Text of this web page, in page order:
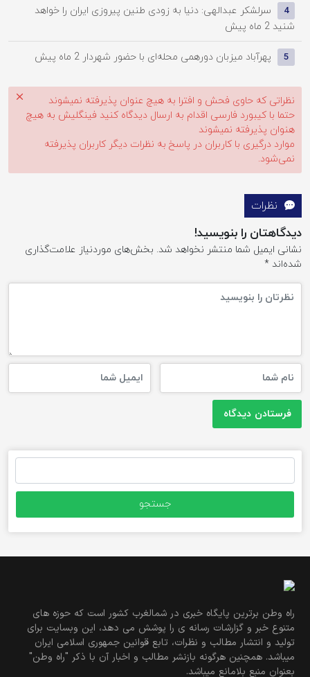
4
سرلشکر عبدالهی: دنیا به زودی طنین پیروزی ایران را خواهد
شنید 2 ماه پیش
5 پهرآباد میزبان دورهمی محله‌ای با حضور شهردار 2 ماه پیش
نظراتی که حاوی فحش و افترا به هیچ عنوان پذیرفته نمیشوند
حتما با کیبورد فارسی اقدام به ارسال دیدگاه کنید فینگلیش به هیچ
هنوان پذیرفته نمیشوند
موارد درگیری با کاربران در پاسخ به نظرات دیگر کاربران پذیرفته
نمی‌شود.
نظرات
دیدگاهتان را بنویسید!
نشانی ایمیل شما منتشر نخواهد شد. بخش‌های موردنیاز علامت‌گذاری
شده‌اند *
برای:
راه وطن برترین پایگاه خبری در شمالغرب کشور است که حوزه های
متنوع خبر و گزارشات رسانه ی را پوشش می دهد، این وبسایت برای
تولید و انتشار مطالب و نظرات، تابع قوانین جمهوری اسلامی ایران
میباشد. همچنین هرگونه بازنشر مطالب و اخبار آن با ذکر "راه وطن"
بعنوان منبع بلامانع میباشد.